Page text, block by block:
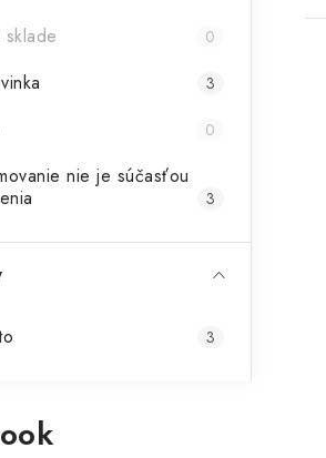
sklade 0
3
0
nie je súčasťou
3
3